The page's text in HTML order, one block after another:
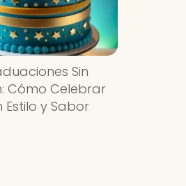
Sin
Cómo Celebrar
Estilo y Sabor